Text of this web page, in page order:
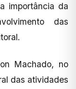
importância da
das
Machado, no
das atividades